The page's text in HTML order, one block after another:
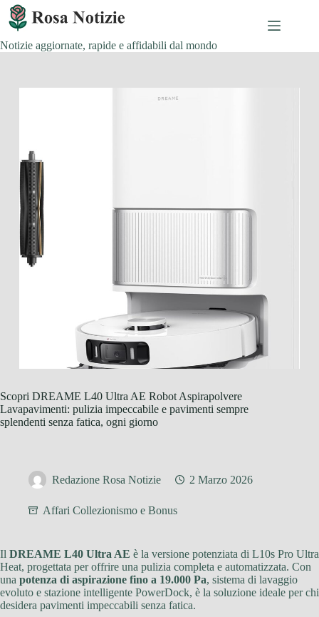
Salta
contenuto
Notizie aggiornate, rapide e affidabili dal mondo
Scopri DREAME L40 Ultra AE Robot Aspirapolvere
Lavapavimenti: pulizia impeccabile e pavimenti sempre
splendenti senza fatica, ogni giorno
Redazione Rosa Notizie 2 Marzo 2026
Affari Collezionismo e Bonus
Il DREAME L40 Ultra AE è la versione potenziata di L10s Pro Ultra
Heat, progettata per offrire una pulizia completa e automatizzata. Con
una potenza di aspirazione fino a 19.000 Pa, sistema di lavaggio
evoluto e stazione intelligente PowerDock, è la soluzione ideale per chi
desidera pavimenti impeccabili senza fatica.